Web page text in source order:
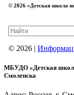
© 2026 «Детская школа
© 2026 |
МБУДО «Детская
Смоленска